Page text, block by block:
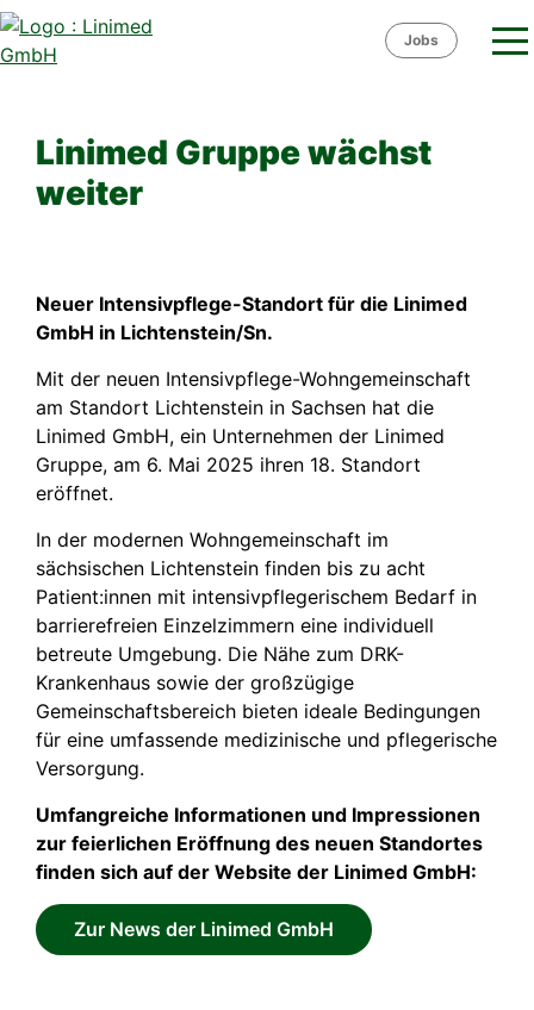
Skip
to
content
Jobs
Linimed Gruppe wächst
weiter
Neuer Intensivpflege-Standort für die Linimed
GmbH in Lichtenstein/Sn.
Mit der neuen Intensivpflege-Wohngemeinschaft
am Standort Lichtenstein in Sachsen hat die
Linimed GmbH, ein Unternehmen der Linimed
Gruppe, am 6. Mai 2025 ihren 18. Standort
eröffnet.
In der modernen Wohngemeinschaft im
sächsischen Lichtenstein finden bis zu acht
Patient:innen mit intensivpflegerischem Bedarf in
barrierefreien Einzelzimmern eine individuell
betreute Umgebung. Die Nähe zum DRK-
Krankenhaus sowie der großzügige
Gemeinschaftsbereich bieten ideale Bedingungen
für eine umfassende medizinische und pflegerische
Versorgung.
Umfangreiche Informationen und Impressionen
zur feierlichen Eröffnung des neuen Standortes
finden sich auf der Website der Linimed GmbH:
Zur News der Linimed GmbH